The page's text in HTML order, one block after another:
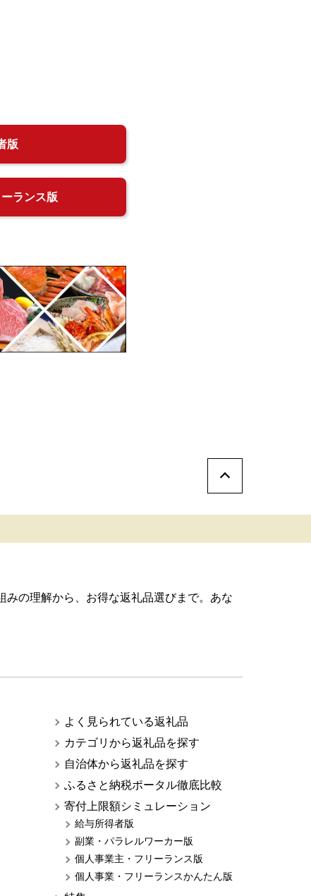
版
ランス版
みの理解から、お得な返礼品選びまで。あな
よく見られている返礼品
カテゴリから返礼品を探す
自治体から返礼品を探す
ふるさと納税ポータル徹底比較
寄付上限額シミュレーション
給与所得者版
副業・パラレルワーカー版
個人事業主・フリーランス版
個人事業・フリーランスかんたん版